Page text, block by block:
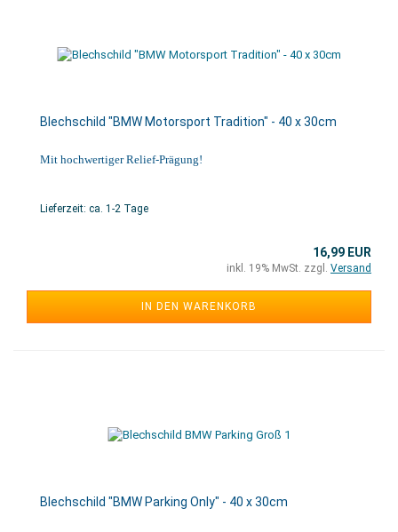
Blechschild "BMW Motorsport Tradition" - 40 x 30cm
Mit hochwertiger Relief-Prägung!
Lieferzeit: ca. 1-2 Tage
16,99 EUR
inkl. 19% MwSt. zzgl. Versand
IN DEN WARENKORB
Blechschild "BMW Parking Only" - 40 x 30cm